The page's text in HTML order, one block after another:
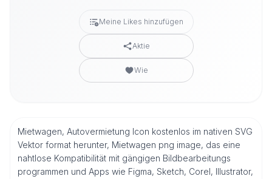
Meine Likes hinzufügen
Aktie
Wie
Mietwagen, Autovermietung Icon kostenlos im nativen SVG
Vektor format herunter, Mietwagen png image, das eine
nahtlose Kompatibilität mit gängigen Bildbearbeitungs
programmen und Apps wie Figma, Sketch, Corel, Illustrator,